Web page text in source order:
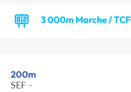
3 000m Marche / TCF
200m
SEF -